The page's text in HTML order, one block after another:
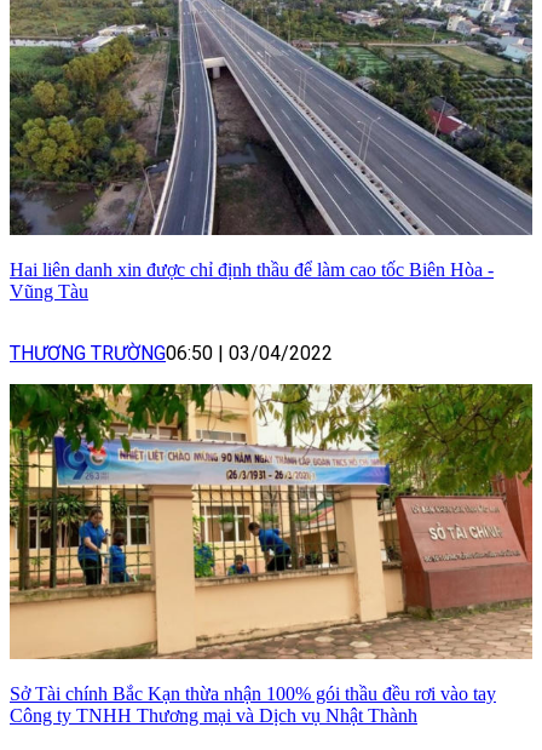
Hai liên danh xin được chỉ định thầu để làm cao tốc Biên Hòa -
Vũng Tàu
THƯƠNG TRƯỜNG06:50 | 03/04/2022
Sở Tài chính Bắc Kạn thừa nhận 100% gói thầu đều rơi vào tay
Công ty TNHH Thương mại và Dịch vụ Nhật Thành